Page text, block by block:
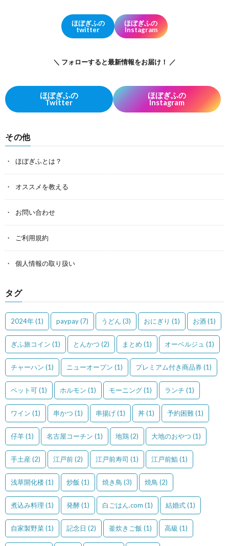
ほぼぎふの
twitter
ほぼぎふの
Instagram
＼ フォローすると最新情報をお届け！ ／
ほぼぎふの
Twitter
ほぼぎふの
Instagram
その他
ほぼぎふとは？
オススメを教える
お問い合わせ
ご利用規約
個人情報の取り扱い
タグ
2024年(1) paypay(7) うどん (3) おにぎり (1) お酒(1)
ぎふ旅コイン (1) とんかつ (2) まとめ (1) オーベルジュ (1)
チャーハン (1) ニューオープン (1) プレミアム付き商品券(1)
ペット可(1) ホルモン (1) モーニング(1) ランチ (1)
ワイン (1) 串かつ (1) 串揚げ(1) 丼(1) 予約困難(1)
仔羊(1) 名古屋コーチン (1) 地鶏(2) 大地のおやつ (1)
手土産 (2) 江戸前(2) 江戸前寿司 (1) 江戸前鮨(1)
浅草開化楼(1) 炒飯 (1) 焼き鳥 (3) 焼鳥 (2)
煮込み料理 (1) 発酵(1) 白ごはん.com (1) 結婚式(1)
自家製野菜(1) 記念日 (2) 釜炊きご飯 (1) 高級 (1)